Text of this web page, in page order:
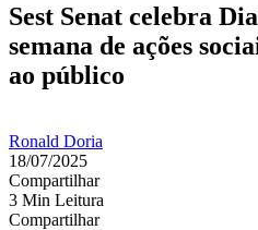
Sest Senat celebra
semana de ações
ao público
Ronald Doria
18/07/2025
Compartilhar
3 Min Leitura
Compartilhar